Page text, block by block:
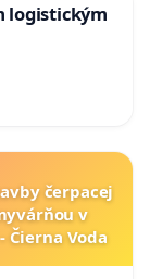
logistickým
čerpacej
v
Čierna Voda